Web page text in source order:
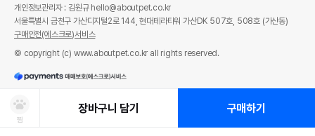
찜
장바구니 담기 구매하기
개인정보관리자 : 김원규 hello@aboutpet.co.kr
서울특별시 금천구 가산디지털2로 144, 현대테라타워 가산DK 507호, 508호 (가산동)
구매안전(에스크로)서비스
© copyright (c) www.aboutpet.co.kr all rights reserved.